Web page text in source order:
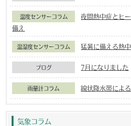
温度センサーコラム
夜間熱中症とヒ
備え
温湿度センサーコラム 猛暑に備える熱
ブログ 7月になりました
雨量計コラム 線状降水帯によ
気象コラム